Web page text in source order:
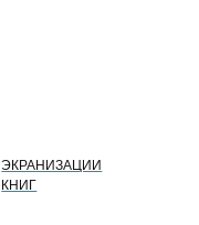
ЭКРАНИЗАЦИИ
КНИГ